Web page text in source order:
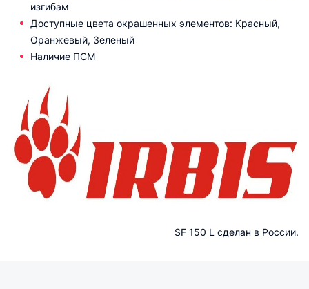
изгибам
Доступные цвета окрашенных элементов: Красный,
Оранжевый, Зеленый
Наличие ПСМ
SF 150 L сделан в России.